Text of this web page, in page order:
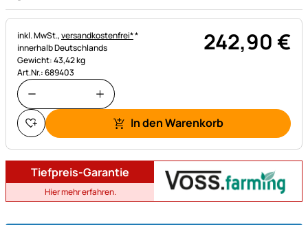
Steuerhinweis:
inkl. MwSt.,versandkostenfrei**
innerhalb Deutschlands
Gewicht: 43,42 kg
Art.Nr.: 689403
242,90€
In den Warenkorb
Tiefpreis-Garantie
Hier mehr erfahren.